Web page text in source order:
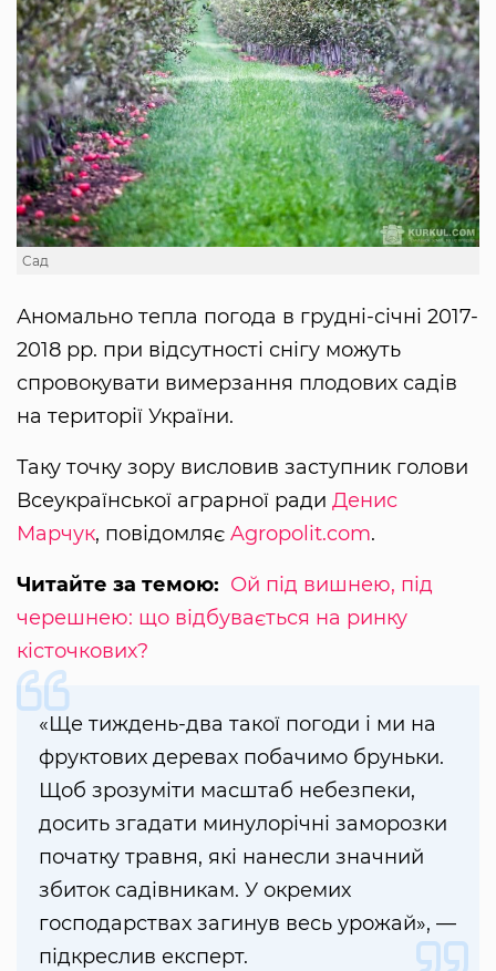
Cад
Аномально тепла погода в грудні-січні 2017-
2018 рр. при відсутності снігу можуть
спровокувати вимерзання плодових садів
на території України.
Таку точку зору висловив заступник голови
Всеукраїнської аграрної ради Денис
Марчук, повідомляє Agropolit.com.
Читайте за темою: Ой під вишнею, під
черешнею: що відбувається на ринку
кісточкових?
«Ще тиждень-два такої погоди і ми на
фруктових деревах побачимо бруньки.
Щоб зрозуміти масштаб небезпеки,
досить згадати минулорічні заморозки
початку травня, які нанесли значний
збиток садівникам. У окремих
господарствах загинув весь урожай», —
підкреслив експерт.